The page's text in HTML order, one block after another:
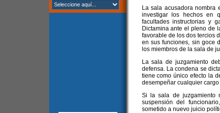
La sala acusadora nombra
investigar los hechos en
facultades instructorias y
Dictamina ante el pleno de
favorable de los dos tercios
en sus funciones, sin goce
los miembros de la sala de
La sala de juzgamiento
defensa. La condena se
tiene como único efecto la
desempeñar cualquier
Si la sala de juzgamiento
suspensión del
sometido a nuevo juicio